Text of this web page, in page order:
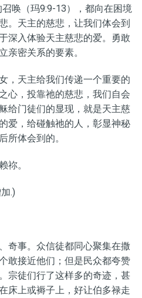
唤（玛9:9-13），都向在困境
。天主的慈悲，让我们体会到
深入体验天主慈悲的爱。勇敢
亲密关系的要素。
，天主给我们传递一个重要的
心，投靠祂的慈悲，我们自会
给门徒们的显现，就是天主慈
爱，给碰触祂的人，彰显神秘
所体会到的。
祢。
.)
奇事。众信徒都同心聚集在撒
敢接近他们；但是民众都夸赞
宗徒们行了这样多的奇迹，甚
床上或褥子上，好让伯多禄走